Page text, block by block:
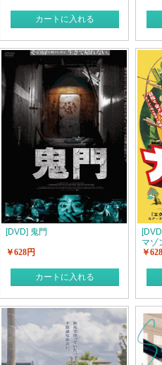
カートに入れる
[DVD] 鬼門
￥628円
カートに入れる
マゾ
￥